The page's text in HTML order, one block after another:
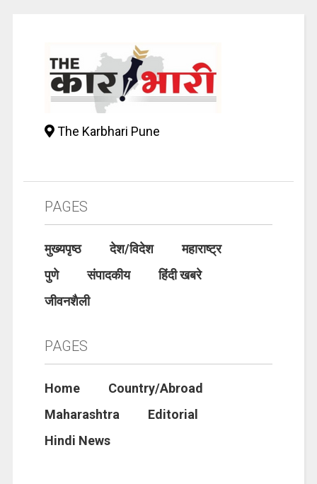
The Karbhari Pune
PAGES
मुख्यपृष्ठ देश/विदेश
महाराष्ट्र
पुणे
संपादकीय
हिंदी खबरे
जीवनशैली
PAGES
Home
Country/Abroad
Maharashtra
Editorial
Hindi News